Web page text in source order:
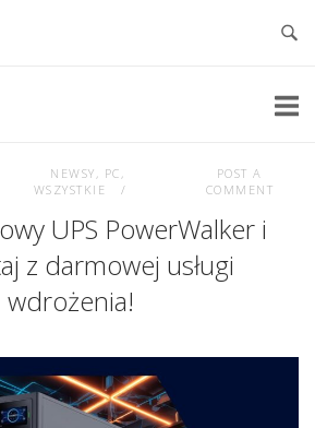
NEWSY , PC ,
WSZYSTKIE
POST A
COMMENT
UPS PowerWalker i
z darmowej usługi
wdrożenia!